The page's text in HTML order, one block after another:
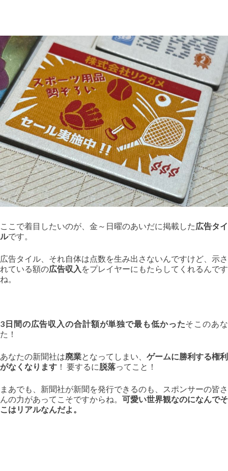
ここで着目したいのが、金～日曜のあいだに掲載した広告タイ
ルです。
広告タイル、それ自体は点数を生み出さないんですけど、示さ
れている額の広告収入 をプレイヤーにもたらしてくれるんです
ね。
3日間の広告収入の合計額が単独で最も低かったそこのあな
た！
あなたの新聞社は廃業となってしまい、 ゲームに勝利する権利
がなくなります ！ 要するに脱落ってこと！
まあでも、新聞社が新聞を発行できるのも、スポンサーの皆さ
んの力があってこそですからね。 可愛い世界観なのになんでそ
こはリアルなんだよ。